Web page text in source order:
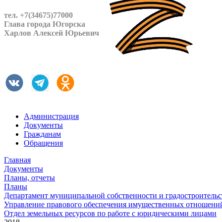
тел. +7(34675)77000
Глава города Югорска
Харлов Алексей Юрьевич
Администрация
Документы
Гражданам
Обращения
Главная
Документы
Планы, отчеты
Планы
Департамент муниципальной собственности и
Управление правового обеспечения имущественных
Отдел земельных ресурсов по работе с юридическими лицами